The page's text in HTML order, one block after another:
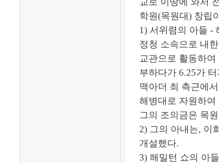
학원(목원대) 창립
1) 서위렴의 아들 -
정청 소속으로 내
교관으로 활동하
부하다가 6.25가
맥아더 최 측근에
해병대로 자원하
그의 조의금은 목
2) 그의 아내는, 이
개설했다.
3) 해밀턴 쇼의 아